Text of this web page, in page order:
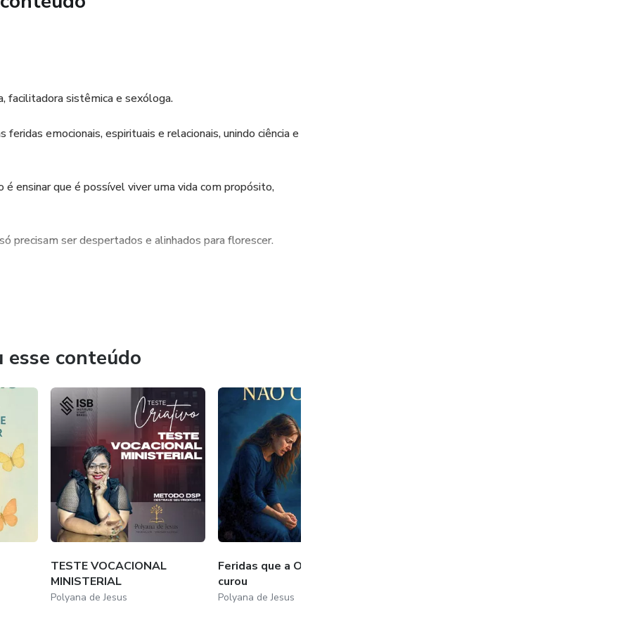
espiritual, emocional e financeira fluir novamente.
livre.
facilitadora sistêmica e sexóloga.
emocionais, espirituais e relacionais, unindo ciência e
ensinar que é possível viver uma vida com propósito,
precisam ser despertados e alinhados para florescer.
práticos que preparei com muito carinho para te ajudar
cura, libertação e crescimento, para que você viva a
conteúdo
TESTE VOCACIONAL
MINISTERIAL
Polyana de Jesus
Feridas que a Oração não
curou
Polyana de Jesus